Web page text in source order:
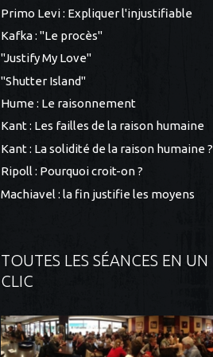
Primo Levi : Expliquer l'injustifiable
Kafka : "Le procès"
"Justify My Love"
"Shutter Island"
Hume : Le raisonnement
Kant : Les failles de la raison humaine
Kant : La solidité de la raison humaine ?
Ripoll : Pourquoi croit-on ?
Machiavel : la fin justifie les moyens
TOUTES LES SÉANCES EN UN
CLIC